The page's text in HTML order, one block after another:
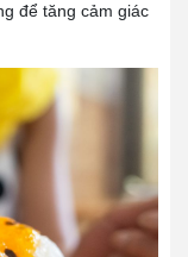
để tăng cảm giác